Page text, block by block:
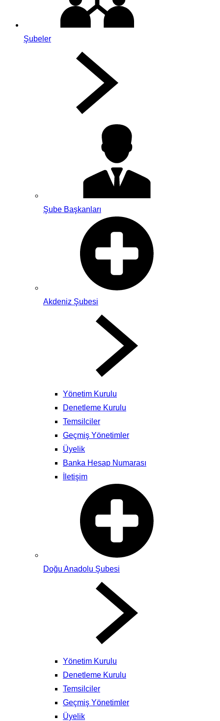
Şubeler
Şube Başkanları
Akdeniz Şubesi
Yönetim Kurulu
Denetleme Kurulu
Temsilciler
Geçmiş Yönetimler
Üyelik
Banka Hesap Numarası
İletişim
Doğu Anadolu Şubesi
Yönetim Kurulu
Denetleme Kurulu
Temsilciler
Geçmiş Yönetimler
Üyelik